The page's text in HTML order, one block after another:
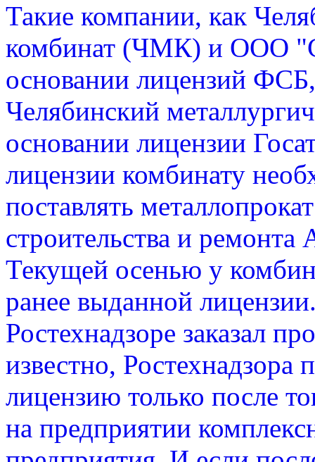
Такие компании, как
комбинат (ЧМК) и ООО
основании лицензий
Челябинский
основании лицензии
лицензии комбинату
поставлять
строительства и
Текущей осенью у
ранее выданной
Ростехнадзоре заказал
известно,
лицензию только после
на предприятии